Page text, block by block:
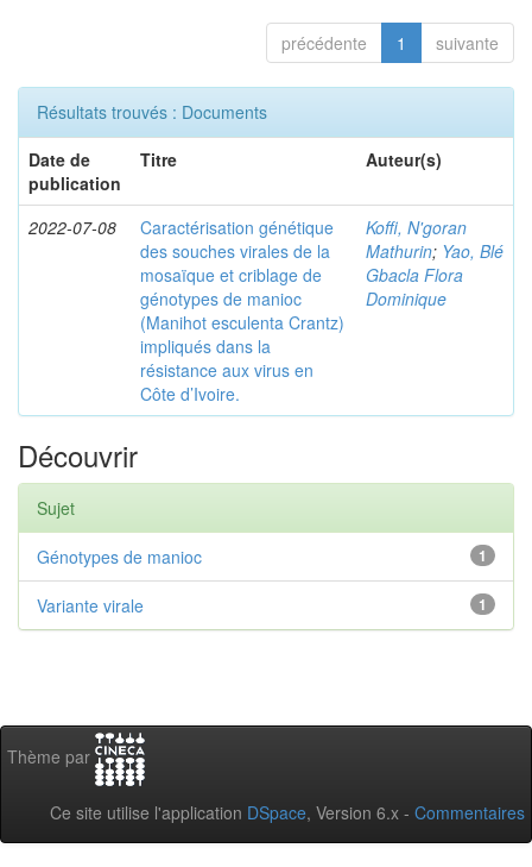
précédente 1 suivante
Résultats trouvés : Documents
Date de
publication
Titre Auteur(s)
2022-07-08
Caractérisation génétique
des souches virales de la
mosaïque et criblage de
génotypes de manioc
(Manihot esculenta Crantz)
impliqués dans la
résistance aux virus en
Côte d’Ivoire.
Koffi, N'goran
Mathurin; Yao, Blé
Gbacla Flora
Dominique
Découvrir
Sujet
1
Génotypes de manioc
1
Variante virale
Thème par
Ce site utilise l'application DSpace, Version 6.x - Commentaires